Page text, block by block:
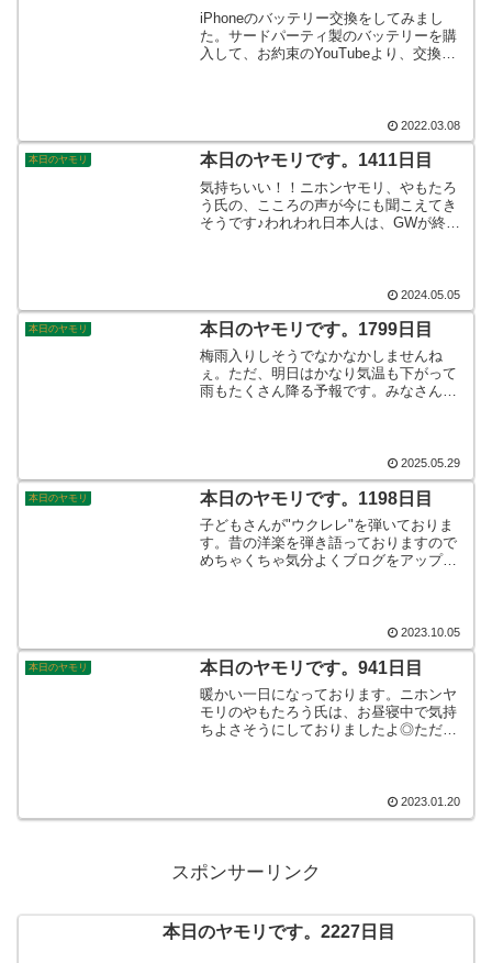
iPhoneのバッテリー交換をしてみまし
た。サードパーティ製のバッテリーを購
入して、お約束のYouTubeより、交換方
2022.03.08
本日のヤモリ 本日のヤモリです。1411日目
気持ちいい！！ニホンヤモリ、やもたろ
う氏の、こころの声が今にも聞こえてき
そうです♪われわれ日本人は、GWが終わ
んなこんなで、本日のヤモリです。2024.05.05
本日のヤモリ 本日のヤモリです。1799日目
梅雨入りしそうでなかなかしませんね
ぇ。ただ、明日はかなり気温も下がって
雨もたくさん降る予報です。みなさんは
ありません。時間の問題です。そんなこ
んなで、本日のヤモリです。
2025.05.29
本日のヤモリ 本日のヤモリです。1198日目
子どもさんが"ウクレレ"を弾いておりま
す。昔の洋楽を弾き語っておりますので
めちゃくちゃ気分よくブログをアップし
す♪そんなこんなで、本日のヤモリです。
2023.10.05
本日のヤモリ 本日のヤモリです。941日目
暖かい一日になっております。ニホンヤ
モリのやもたろう氏は、お昼寝中で気持
ちよさそうにしておりましたよ◎ただ、
しましょ！そんなこんなで、本日のヤモ
リです。
2023.01.20
スポンサーリンク
本日のヤモリです。2227日目